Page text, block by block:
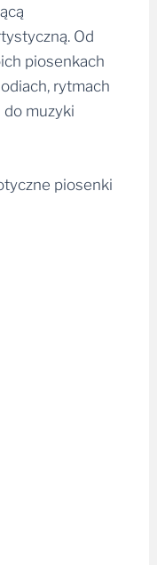
Od
piosenkach
rytmach
do muzyki
piosenki